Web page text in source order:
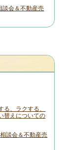
談会＆不動産売
、ラクする、
替えについての
談会＆不動産売